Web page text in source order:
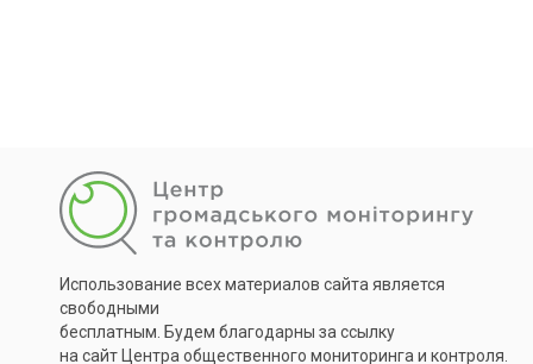
Использование всех материалов сайта является
свободными
бесплатным. Будем благодарны за ссылку
на сайт Центра общественного мониторинга и контроля.